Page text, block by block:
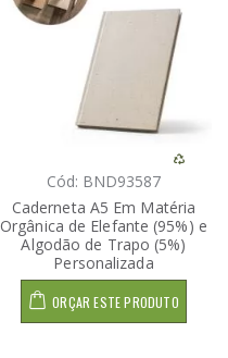
Cód: BND93587
Caderneta A5 Em Matéria
Orgânica de Elefante (95%) e
Algodão de Trapo (5%)
Personalizada
ORÇAR ESTE PRODUTO